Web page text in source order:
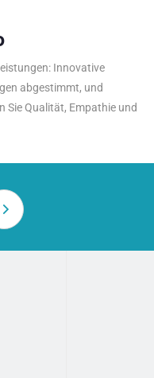
Innovative
abgestimmt, und
Sie Qualität, Empathie und